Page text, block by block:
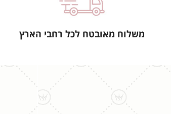
משלוח מאובטח לכל רחבי הארץ